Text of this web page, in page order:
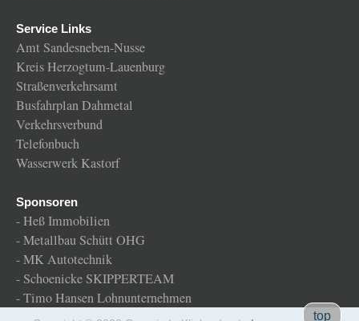
Service Links
Amt Sandesneben-Nusse
Kreis Herzogtum-Lauenburg
Straßenverkehrsamt
Busfahrplan Dahmetal
Verkehrsverbund
Telefonbuch
Wasserwerk Kastorf
Sponsoren
-Heß Immobilien
-Metallbau Schütt OHG
-MK Autotechnik
- Schoenicke SKIPPERTEAM
-Timo Hansen Lohnunternehmen
Gemeinde
top